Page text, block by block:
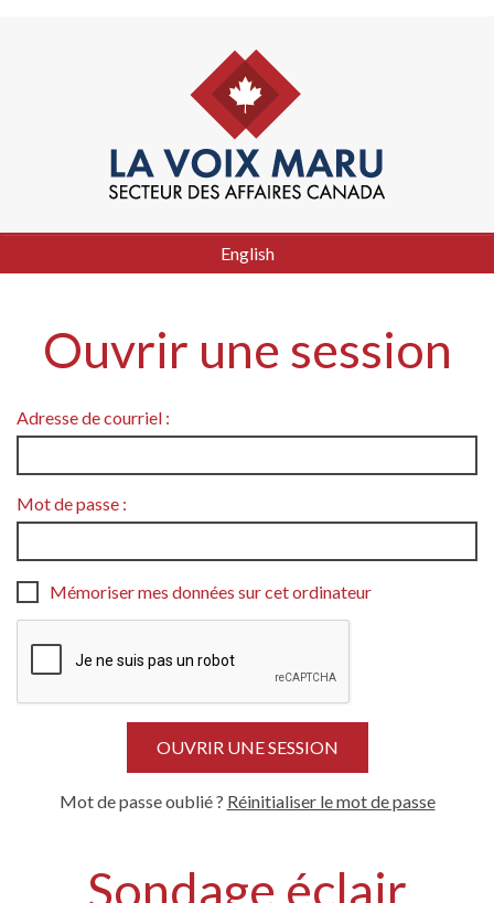
English
Ouvrir une session
Adresse de courriel :
Mot de passe :
Mémoriser mes données sur cet ordinateur
Mot de passe oublié ? Réinitialiser le mot de passe
Sondage éclair